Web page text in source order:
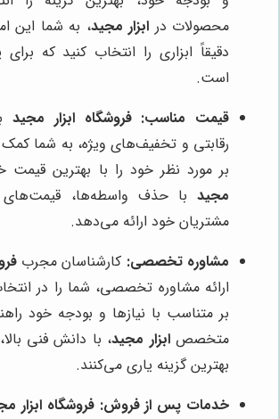
محصولات در ابزار مجید، به شما این
دقیقاً ابزاری را انتخاب کنید که
است.
قیمت مناسب: فروشگاه ابزار مجید
رقابتی و تخفیف‌های ویژه، به شما
بر مورد نظر خود را با بهترین قیمت
مجید با حذف واسطه‌ها، قیمت‌های
مشتریان خود ارائه می‌دهد.
مشاوره تخصصی: کارشناسان مجرب
ارائه مشاوره تخصصی، شما را در
بر متناسب با نیازها و بودجه خود
متخصصابزار مجید، با دانش فنی
بهترین گزینه یاری می‌کنند.
خدمات پس از فروش: فروشگاه ابزار